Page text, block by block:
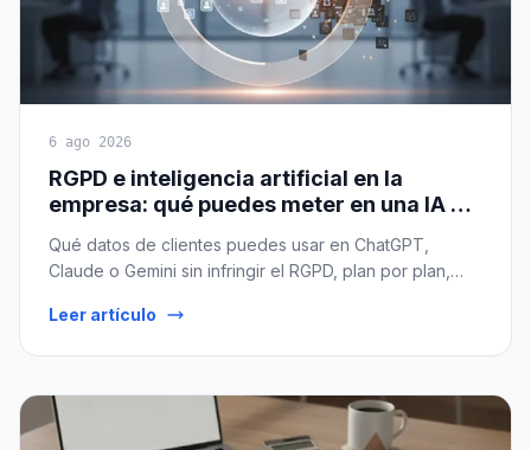
6 ago 2026
RGPD e inteligencia artificial en la
empresa: qué puedes meter en una IA y
Qué datos de clientes puedes usar en ChatGPT,
Claude o Gemini sin infringir el RGPD, plan por plan,
Leer artículo